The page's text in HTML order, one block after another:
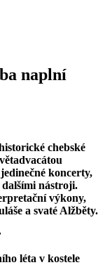
naplní
chebské
koncerty,
nástroji.
výkony,
a svaté Alžběty.
léta v kostele